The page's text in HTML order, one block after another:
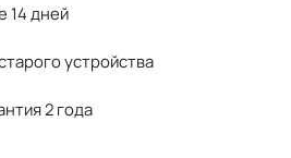
14 дней
устройства
2 года